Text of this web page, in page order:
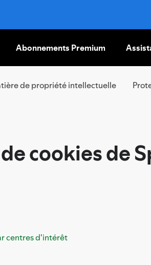
PASSER
AU
Abonnements Premium
de propriété intellectuelle
cookies de
centres d'intérêt